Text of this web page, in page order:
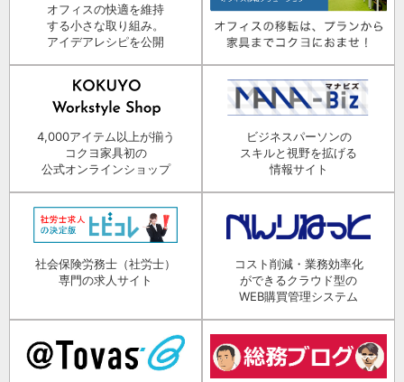
オフィスの快適を維持
する小さな取り組み。
アイデアレシピを公開
4,000アイテム以上が揃う
コクヨ家具初の
公式オンラインショップ
ビジネスパーソンの
スキルと視野を拡げる
情報サイト
社会保険労務士（社労士）
専門の求人サイト
コスト削減・業務効率化
ができるクラウド型の
WEB購買管理システム